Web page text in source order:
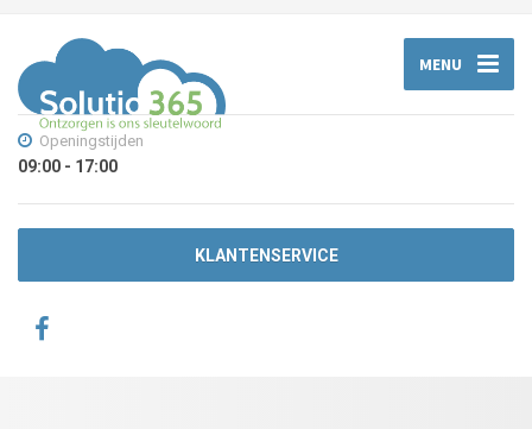
MENU
Openingstijden
09:00 - 17:00
KLANTENSERVICE